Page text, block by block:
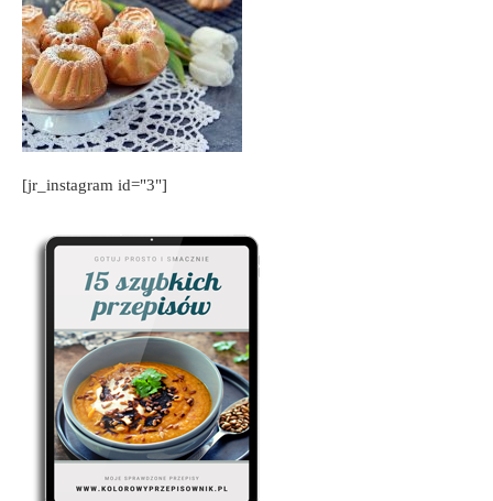
[jr_instagram id="3"]